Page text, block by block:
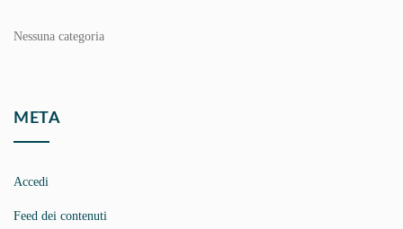
Nessuna categoria
META
Accedi
Feed dei contenuti